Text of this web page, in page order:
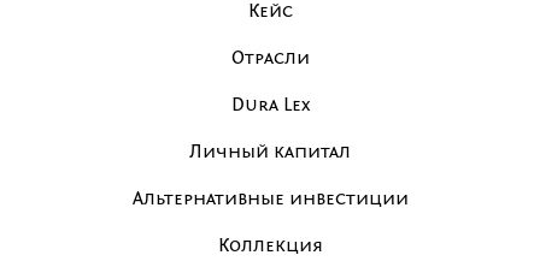
Кейс
Отрасли
Dura Lex
Личный капитал
Альтернативные инвестиции
Коллекция